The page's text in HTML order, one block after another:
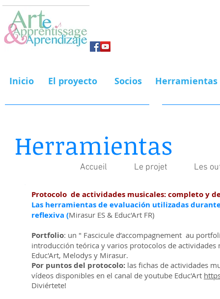
Inicio El proyecto Socios Herramientas
Herramientas
Accueil Le projet Les
Protocolo de actividades musicales: completo y
Las herramientas de evaluación utilizadas
reflexiva (Mirasur ES & Educ'Art FR)
Portfolio: un " Fascicule d’accompagnement au
introducción teórica y varios protocolos de actividades
Educ'Art, Melodys y Mirasur.
Por puntos del protocolo: las fichas de actividades
vídeos disponibles en el canal de youtube Educ'Art
Diviértete!